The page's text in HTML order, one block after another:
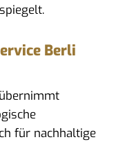
Berli
für nachhaltige